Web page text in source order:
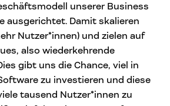
unserer Business
ausgerichtet. Damit skalieren
Nutzer*innen) und zielen auf
also wiederkehrende
gibt uns die Chance, viel in
zu investieren und diese
tausend Nutzer*innen zu